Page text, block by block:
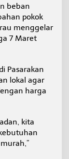
beban
pokok
menggelar
7 Maret
Pasarakan
lokal agar
harga
kita